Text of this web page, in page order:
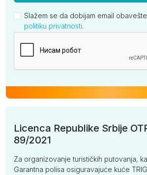
Slažem se da dobijam email
politiku privatnosti.
Licenca Republike Srbije
89/2021
Za organizovanje turističkih putovanja,
Garantna polisa osiguravajuće kuće